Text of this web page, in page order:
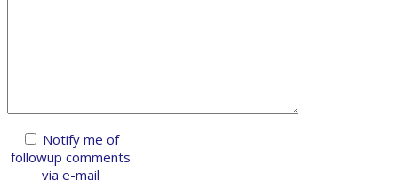
Notify me of
followup comments
via e-mail